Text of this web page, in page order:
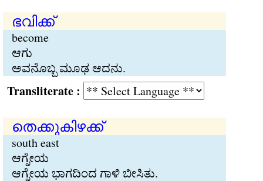
ഭവിക്ക്
become
ಆಗು
ಅವನೊಬ್ಬ ಮೂಢ ಆದನು.
:
തെക്കുകിഴക്ക്
south east
ಆಗ್ನೇಯ
ಆಗ್ನೇಯ ಭಾಗದಿಂದ ಗಾಳಿ ಬೀಸಿತು.